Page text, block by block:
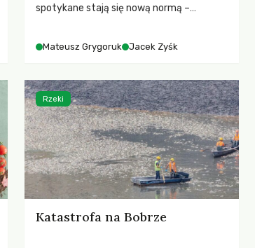
spotykane stają się nową normą –
SGGW.
Mateusz Grygoruk Jacek Zyśk
Katastrofa na Bobrze
Rzeki